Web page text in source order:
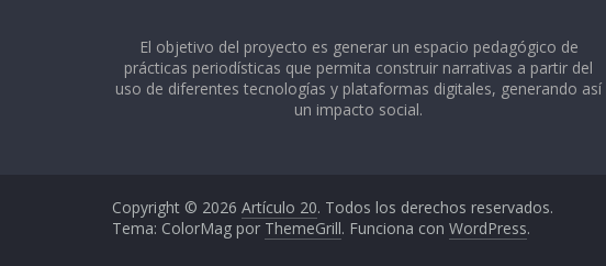
El objetivo del proyecto es generar un espacio pedagógico de
prácticas periodísticas que permita construir narrativas a partir del
uso de diferentes tecnologías y plataformas digitales, generando así
un impacto social.
Copyright © 2026 Artículo 20. Todos los derechos reservados.
Tema: ColorMag por ThemeGrill. Funciona con WordPress.